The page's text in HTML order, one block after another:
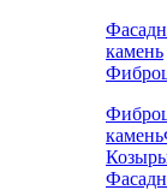
камень
камень